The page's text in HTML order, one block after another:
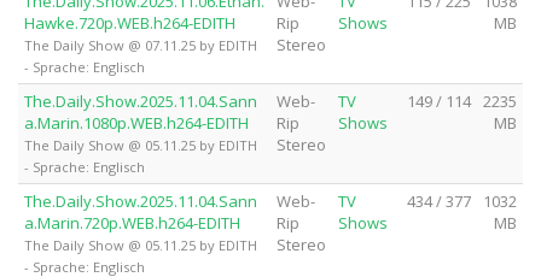
Hawke.720p.WEB.h264-EDITH
The Daily Show @ 07.11.25 by EDITH
- Sprache: Englisch
Rip
Stereo
Shows
MB
The.Daily.Show.2025.11.04.Sann
a.Marin.1080p.WEB.h264-EDITH
The Daily Show @ 05.11.25 by EDITH
- Sprache: Englisch
Web-
Rip
Stereo
TV
Shows
149 / 114
2235
MB
The.Daily.Show.2025.11.04.Sann
a.Marin.720p.WEB.h264-EDITH
The Daily Show @ 05.11.25 by EDITH
- Sprache: Englisch
Web-
Rip
Stereo
TV
Shows
434 / 377
1032
MB